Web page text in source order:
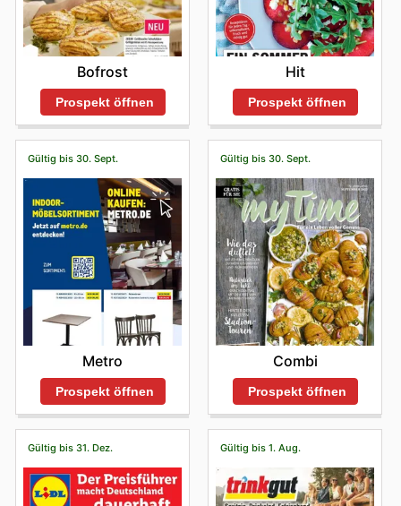
Bofrost
Prospekt öffnen
Hit
Prospekt öffnen
Gültig bis 30. Sept.
Metro
Prospekt öffnen
Gültig bis 30. Sept.
Combi
Prospekt öffnen
Gültig bis 31. Dez. Gültig bis 1. Aug.